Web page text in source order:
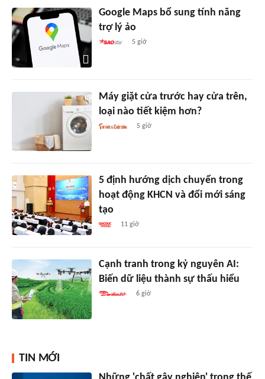
Google Maps bổ sung tính năng
trợ lý ảo
5 giờ
Máy giặt cửa trước hay cửa trên,
loại nào tiết kiệm hơn?
5 giờ
5 định hướng dịch chuyển trong
hoạt động KHCN và đổi mới sáng
tạo
11 giờ
Cạnh tranh trong kỷ nguyên AI:
Biến dữ liệu thành sự thấu hiểu
6 giờ
TIN MỚI